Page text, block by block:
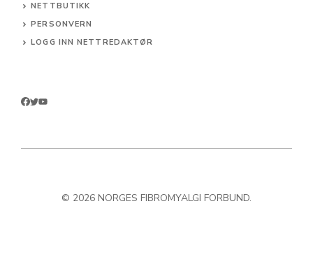
NETTBUTIKK
PERSONVERN
LOGG INN NETTREDAKTØR
© 2026 NORGES FIBROMYALGI FORBUND.